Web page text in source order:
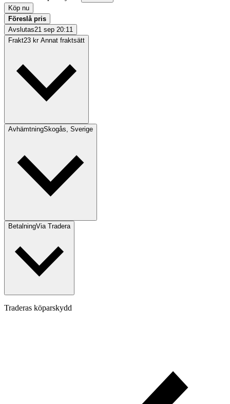
Köp nu
Föreslå pris
Avslutas21 sep 20:11
Frakt23 kr Annat fraktsätt
AvhämtningSkogås, Sverige
BetalningVia Tradera
Traderas köparskydd